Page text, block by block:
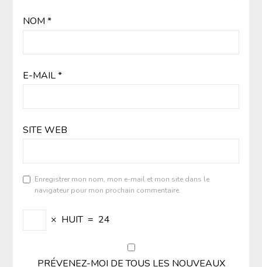
NOM *
E-MAIL*
SITE WEB
Enregistrer mon nom, mon e-mail et mon site dans le
navigateur pour mon prochain commentaire.
× HUIT = 24
PRÉVENEZ-MOI DE TOUS LES NOUVEAUX